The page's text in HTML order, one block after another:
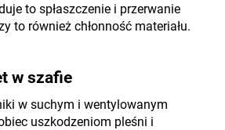
to spłaszczenie i przerwanie
to również chłonność materiału.
w szafie
w suchym i wentylowanym
uszkodzeniom pleśni i